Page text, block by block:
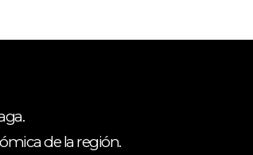
de la región.